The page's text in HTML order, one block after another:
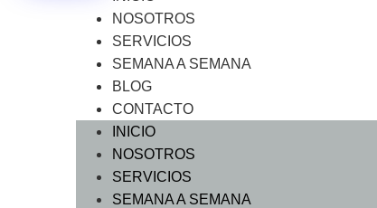
NOSOTROS
SERVICIOS
SEMANA A SEMANA
BLOG
CONTACTO
INICIO
NOSOTROS
SERVICIOS
SEMANA A SEMANA